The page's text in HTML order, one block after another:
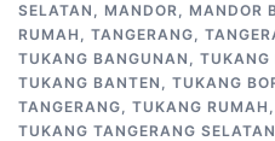
SELATAN , MANDOR, MANDOR
RUMAH , TANGERANG,
TUKANG BANGUNAN , TUKANG
TUKANG BANTEN , TUKANG
TANGERANG, TUKANG RUMAH ,
TUKANG TANGERANG SELATAN